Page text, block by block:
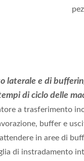
laterale e di
di ciclo delle
a trasferimento
buffer e
in aree di
di instradamento